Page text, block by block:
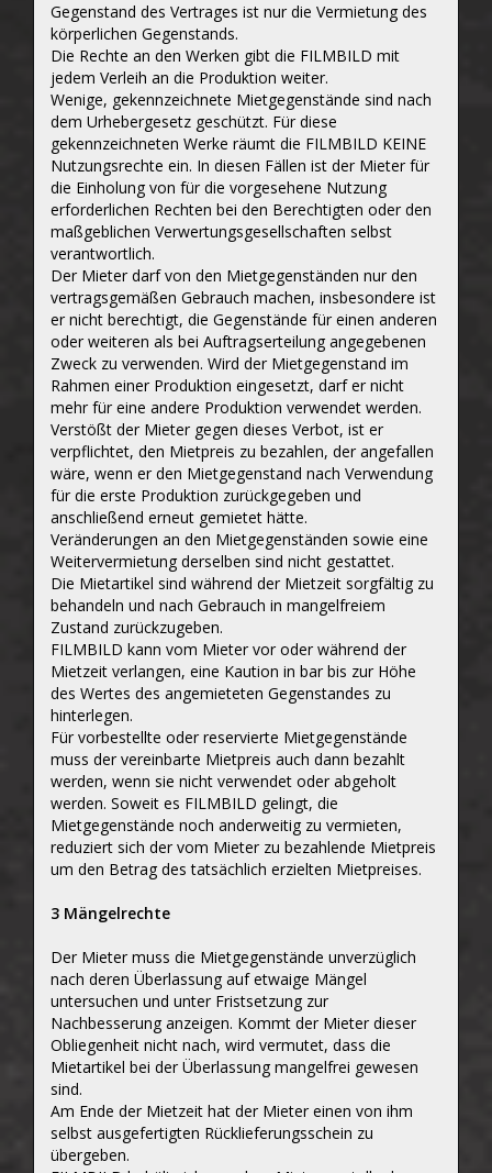
Gegenstand des Vertrages ist nur die Vermietung des
körperlichen Gegenstands.
Die Rechte an den Werken gibt die FILMBILD mit
jedem Verleih an die Produktion weiter.
Wenige, gekennzeichnete Mietgegenstände sind nach
dem Urhebergesetz geschützt. Für diese
gekennzeichneten Werke räumt die FILMBILD KEINE
Nutzungsrechte ein. In diesen Fällen ist der Mieter für
die Einholung von für die vorgesehene Nutzung
erforderlichen Rechten bei den Berechtigten oder den
maßgeblichen Verwertungsgesellschaften selbst
verantwortlich.
Der Mieter darf von den Mietgegenständen nur den
vertragsgemäßen Gebrauch machen, insbesondere ist
er nicht berechtigt, die Gegenstände für einen anderen
oder weiteren als bei Auftragserteilung angegebenen
Zweck zu verwenden. Wird der Mietgegenstand im
Rahmen einer Produktion eingesetzt, darf er nicht
mehr für eine andere Produktion verwendet werden.
Verstößt der Mieter gegen dieses Verbot, ist er
verpflichtet, den Mietpreis zu bezahlen, der angefallen
wäre, wenn er den Mietgegenstand nach Verwendung
für die erste Produktion zurückgegeben und
anschließend erneut gemietet hätte.
Veränderungen an den Mietgegenständen sowie eine
Weitervermietung derselben sind nicht gestattet.
Die Mietartikel sind während der Mietzeit sorgfältig zu
behandeln und nach Gebrauch in mangelfreiem
Zustand zurückzugeben.
FILMBILD kann vom Mieter vor oder während der
Mietzeit verlangen, eine Kaution in bar bis zur Höhe
des Wertes des angemieteten Gegenstandes zu
hinterlegen.
Für vorbestellte oder reservierte Mietgegenstände
muss der vereinbarte Mietpreis auch dann bezahlt
werden, wenn sie nicht verwendet oder abgeholt
werden. Soweit es FILMBILD gelingt, die
Mietgegenstände noch anderweitig zu vermieten,
reduziert sich der vom Mieter zu bezahlende Mietpreis
um den Betrag des tatsächlich erzielten Mietpreises.
3 Mängelrechte
Der Mieter muss die Mietgegenstände unverzüglich
nach deren Überlassung auf etwaige Mängel
untersuchen und unter Fristsetzung zur
Nachbesserung anzeigen. Kommt der Mieter dieser
Obliegenheit nicht nach, wird vermutet, dass die
Mietartikel bei der Überlassung mangelfrei gewesen
sind.
Am Ende der Mietzeit hat der Mieter einen von ihm
selbst ausgefertigten Rücklieferungsschein zu
übergeben.